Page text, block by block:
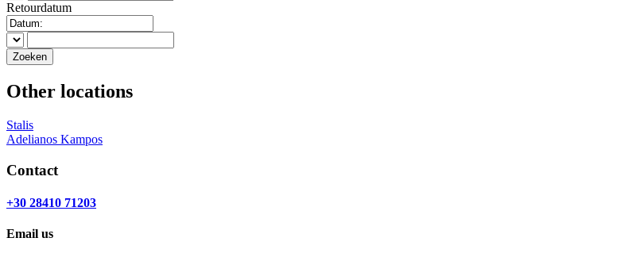
Retourdatum
Other locations
Stalis
Adelianos Kampos
Contact
+30 28410 71203
Email us